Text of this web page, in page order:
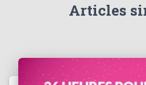
Articles